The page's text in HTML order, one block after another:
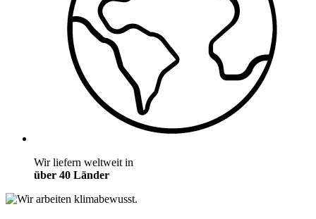
Wir liefern weltweit in
über 40 Länder